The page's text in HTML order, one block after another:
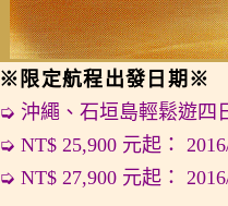
※限定航程出發日期※
➭ 沖繩、石垣島輕鬆遊四
➭ NT$ 25,900 元起：
➭ NT$ 27,900 元起：